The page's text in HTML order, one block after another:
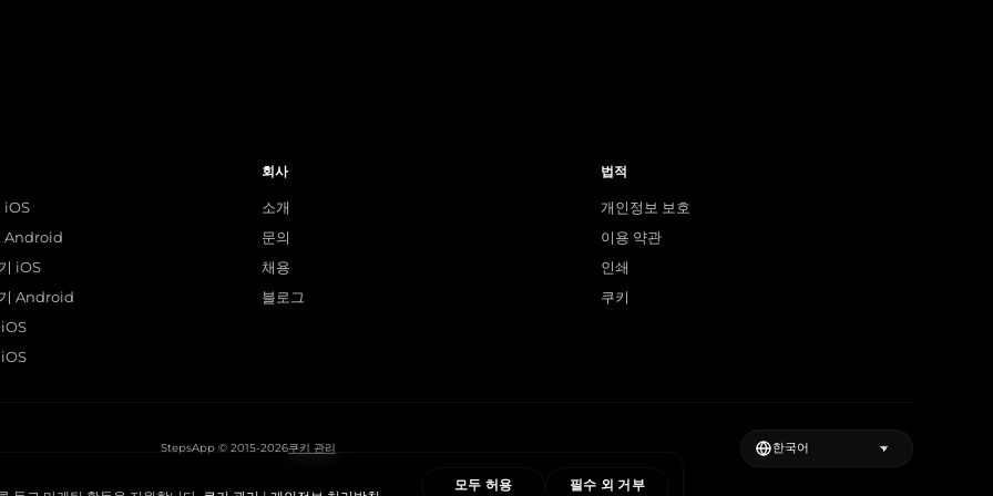
iOS
Android
iOS
Android
회사
소개
문의
채용
블로그
법적
개인정보 보호
이용 약관
인쇄
쿠키
StepsApp © 2015-2026쿠키 관리
모두 허용 필수 외 거부